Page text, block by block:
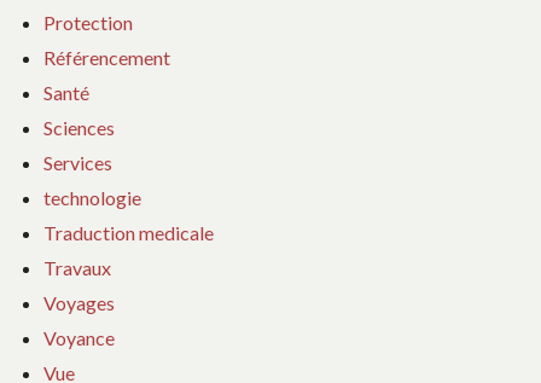
Protection
Référencement
Santé
Sciences
Services
technologie
Traduction medicale
Travaux
Voyages
Voyance
Vue